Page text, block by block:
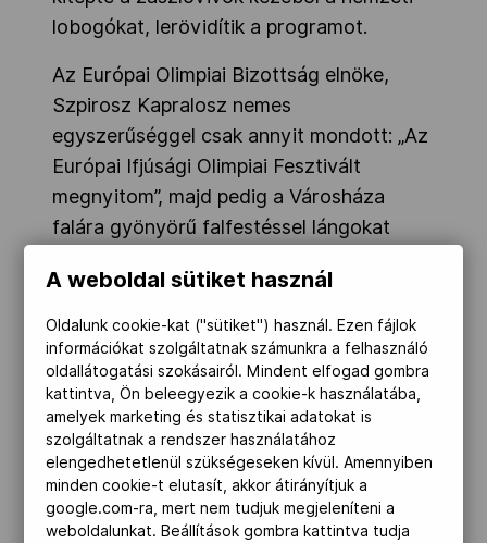
lobogókat, lerövidítik a programot.
Az Európai Olimpiai Bizottság elnöke,
Szpirosz Kapralosz nemes
egyszerűséggel csak annyit mondott: „Az
Európai Ifjúsági Olimpiai Fesztivált
megnyitom”, majd pedig a Városháza
falára gyönyörű falfestéssel lángokat
Jonatan Milan, Tokió kerékpáros olimpiai
bajnoka a valódi fáklyával, és
meggyújtotta a lángot.
A weboldal sütiket használ
Oldalunk cookie-kat ("sütiket") használ. Ezen fájlok
információkat szolgáltatnak számunkra a felhasználó
oldallátogatási szokásairól. Mindent elfogad gombra
kattintva, Ön beleegyezik a cookie-k használatába,
amelyek marketing és statisztikai adatokat is
szolgáltatnak a rendszer használatához
elengedhetetlenül szükségeseken kívül. Amennyiben
minden cookie-t elutasít, akkor átirányítjuk a
google.com-ra, mert nem tudjuk megjeleníteni a
weboldalunkat. Beállítások gombra kattintva tudja